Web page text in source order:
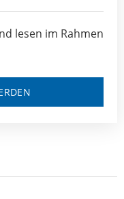
lesen im Rahmen